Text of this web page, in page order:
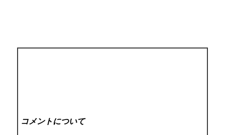
コメントについて